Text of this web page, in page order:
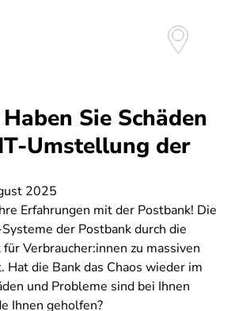
Sie Schäden
Umstellung der
2025
Erfahrungen mit der Postbank! Die
der Postbank durch die
Verbraucher:innen zu massiven
Hat die Bank das Chaos wieder im
und Probleme sind bei Ihnen
Ihnen geholfen?